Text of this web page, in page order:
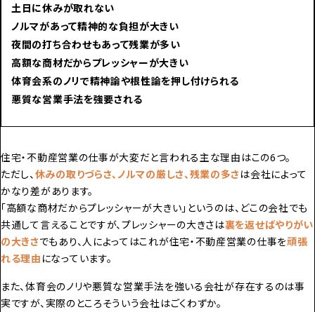
土日に休みが取れない
ノルマがあって精神的な負担が大きい
夜間の打ち合わせもあって残業が多い
高額な商材だからプレッシャーが大きい
体育会系のノリで精神論や根性論を押し付けられる
悪質な営業手法を強要される
住宅・不動産営業の仕事が大変だと言われる主な理由はこの6つ。
ただし、 休みの取りづらさ、ノルマの厳しさ、残業の多さ は会社によって
かなり差があります。
「高額な商材だからプレッシャーが大きい」というのは、どこの会社でも
共通して言えることですが、プレッシャーの大きさは裏を返せばやりがい
の大きさでもあり、人によってはこれが住宅・不動産営業の仕事を頑張
れる理由 になっています。
また、体育会のノリや悪質な営業手法を強いる会社が存在するのは事
実ですが、実際のところそういう会社はごくわずか。